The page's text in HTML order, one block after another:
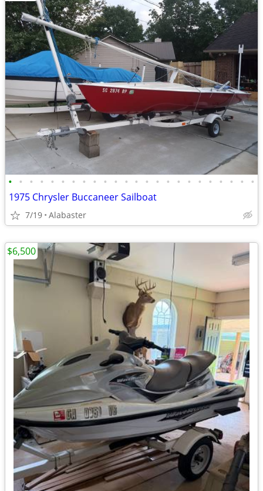
• • • • • • • • • • • • • • • • • • • • • • • •
1975 Chrysler Buccaneer Sailboat
7/19 Alabaster
$6,500